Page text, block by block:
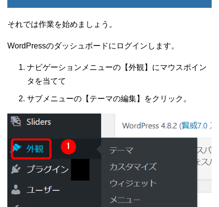
それでは作業を始めましょう。
WordPressのダッシュボードにログインします。
ナビゲーションメニューの【外観】にマウスポイン
タを当てて
サブメニューの【テーマの編集】をクリック。